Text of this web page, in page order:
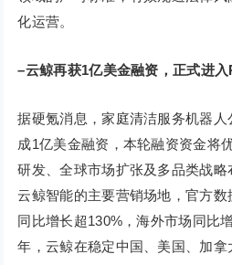
化运营。
–云鲸再获1亿美金融资，正式进
据硬氪消息，家庭清洁服务机器
成1亿美金融资，本轮融资资金将
研发、全球市场扩张及多品类战
云鲸智能的主要营销场地，官方
同比增长超130%，海外市场同比
年，云鲸在稳定中国、美国、加